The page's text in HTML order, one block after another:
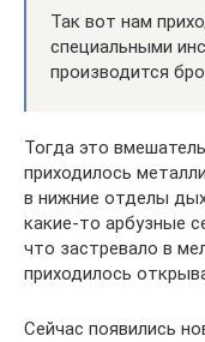
Так вот нам
специальными
производится
Тогда это
приходилось
в нижние отделы
какие-то арбузные
что застревало в
приходилось
Сейчас появились